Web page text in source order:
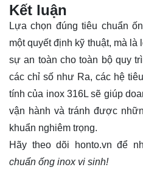
Kết luận
Lựa chọn đúng tiêu chuẩn
một quyết định kỹ thuật, mà
sự an toàn cho toàn bộ quy
các chỉ số như Ra, các hệ
tính của inox 316L sẽ giúp
vận hành và tránh được
khuẩn nghiêm trọng.
Hãy theo dõi
honto.vn để
chuẩn ống inox vi sinh!